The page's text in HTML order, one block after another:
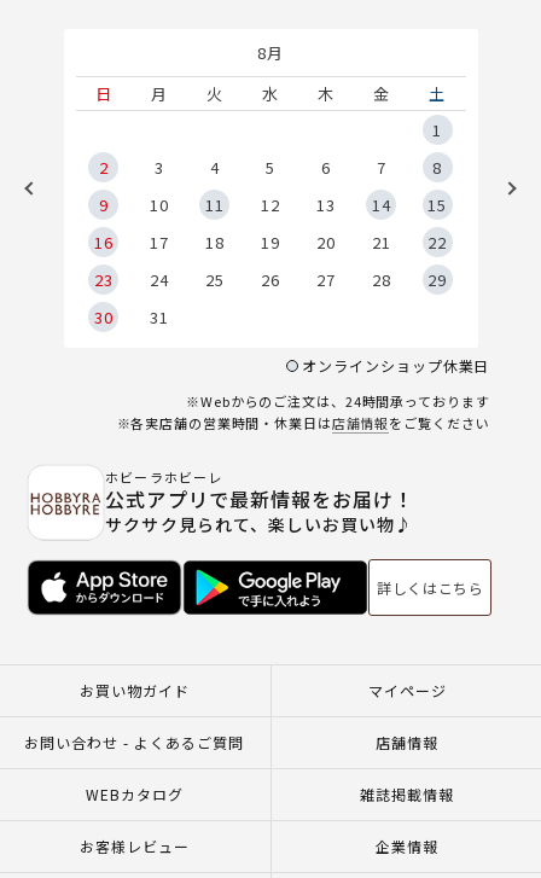
8月
日
月 火 水 木 金
土
1
2
3 4 5 6 7
8
9
10 11 12 13 14
15
16
17 18 19 20 21
22
23
24 25 26 27 28
29
30
31
オンラインショップ休業日
※Webからのご注文は、24時間承っております
※各実店舗の営業時間・休業日は店舗情報をご覧ください
ホビーラホビーレ
公式アプリで最新情報をお届け！
サクサク見られて、楽しいお買い物♪
詳しくはこちら
お買い物ガイド マイページ
お問い合わせ - よくあるご質問 店舗情報
WEBカタログ 雑誌掲載情報
お客様レビュー 企業情報